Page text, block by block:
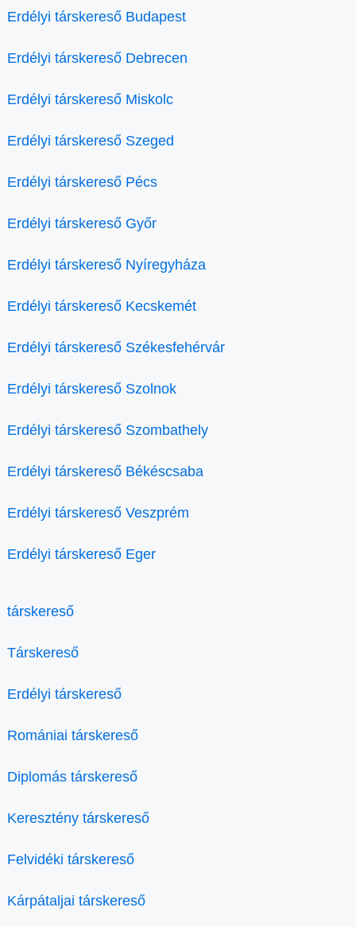
Erdélyi társkereső Budapest
Erdélyi társkereső Debrecen
Erdélyi társkereső Miskolc
Erdélyi társkereső Szeged
Erdélyi társkereső Pécs
Erdélyi társkereső Győr
Erdélyi társkereső Nyíregyháza
Erdélyi társkereső Kecskemét
Erdélyi társkereső Székesfehérvár
Erdélyi társkereső Szolnok
Erdélyi társkereső Szombathely
Erdélyi társkereső Békéscsaba
Erdélyi társkereső Veszprém
Erdélyi társkereső Eger
társkereső
Társkereső
Erdélyi társkereső
Romániai társkereső
Diplomás társkereső
Keresztény társkereső
Felvidéki társkereső
Kárpátaljai társkereső